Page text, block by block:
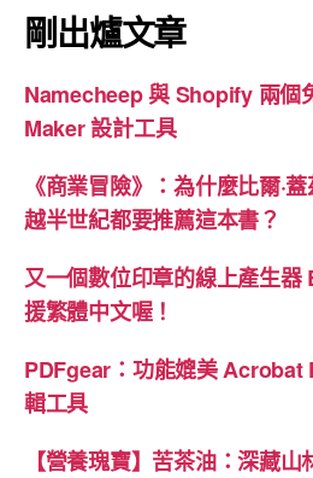
剛出爐文章
Namecheep 與 Shopify 兩個
Maker 設計工具
《商業冒險》：為什麼比爾·
越半世紀都要推薦這本書？
又一個數位印章的線上產生
援繁體中文喔！
PDFgear：功能媲美 Acrobat
輯工具
【營養瑰寶】苦茶油：深藏山